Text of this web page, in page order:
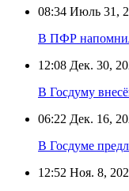
08:34 Июль 31,
В ПФР
12:08 Дек. 30,
В Госдуму
06:22 Дек. 16,
В Госдуме
12:52 Ноя. 8,